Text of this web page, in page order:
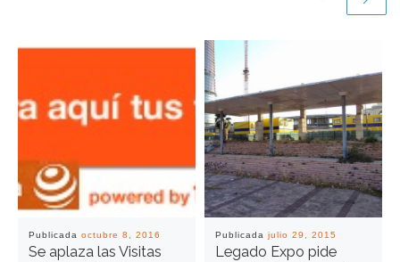
Publicada octubre 8, 2016
Se aplaza las Visitas
Publicada julio 29, 2015
Legado Expo pide